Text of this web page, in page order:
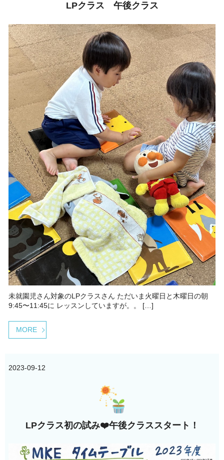
LPクラス 午後クラス
未就園児さん対象のLPクラスさん ただいま火曜日と木曜日の朝
9:45〜11:45に レッスンしていますが。。 […]
MORE
2023-09-12
LPクラス初の試み❤️午後クラススタート！